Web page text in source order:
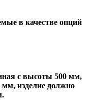
в качестве опций
с высоты 500 мм,
мм, изделие должно